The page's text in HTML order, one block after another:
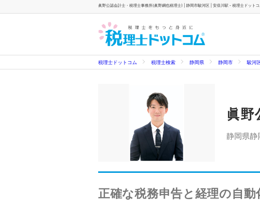
眞野公認会計士・税理士事務所(眞野綱也税理士) | 静岡市駿河区 | 安倍川駅 - 税理士ドット
税理士ドットコム 税理士検索 静岡県 静岡市 駿河
眞野
静岡県静
正確な税務申告と経理の自